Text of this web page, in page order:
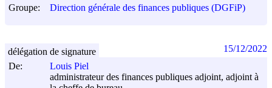
Groupe:
Direction générale des finances publiques (DGFiP)
De:
Louis Piel
administrateur des finances publiques adjoint, adjoint à
délégation de signature 15/12/2022